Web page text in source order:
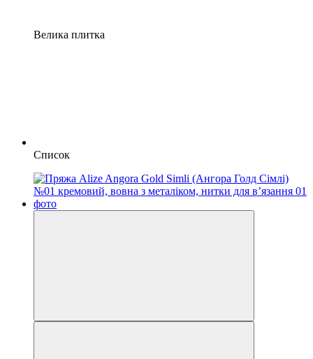
Велика плитка
Список